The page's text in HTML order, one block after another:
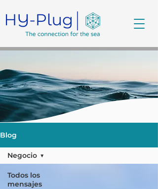
Blog
Todos los
mensajes
Negocio